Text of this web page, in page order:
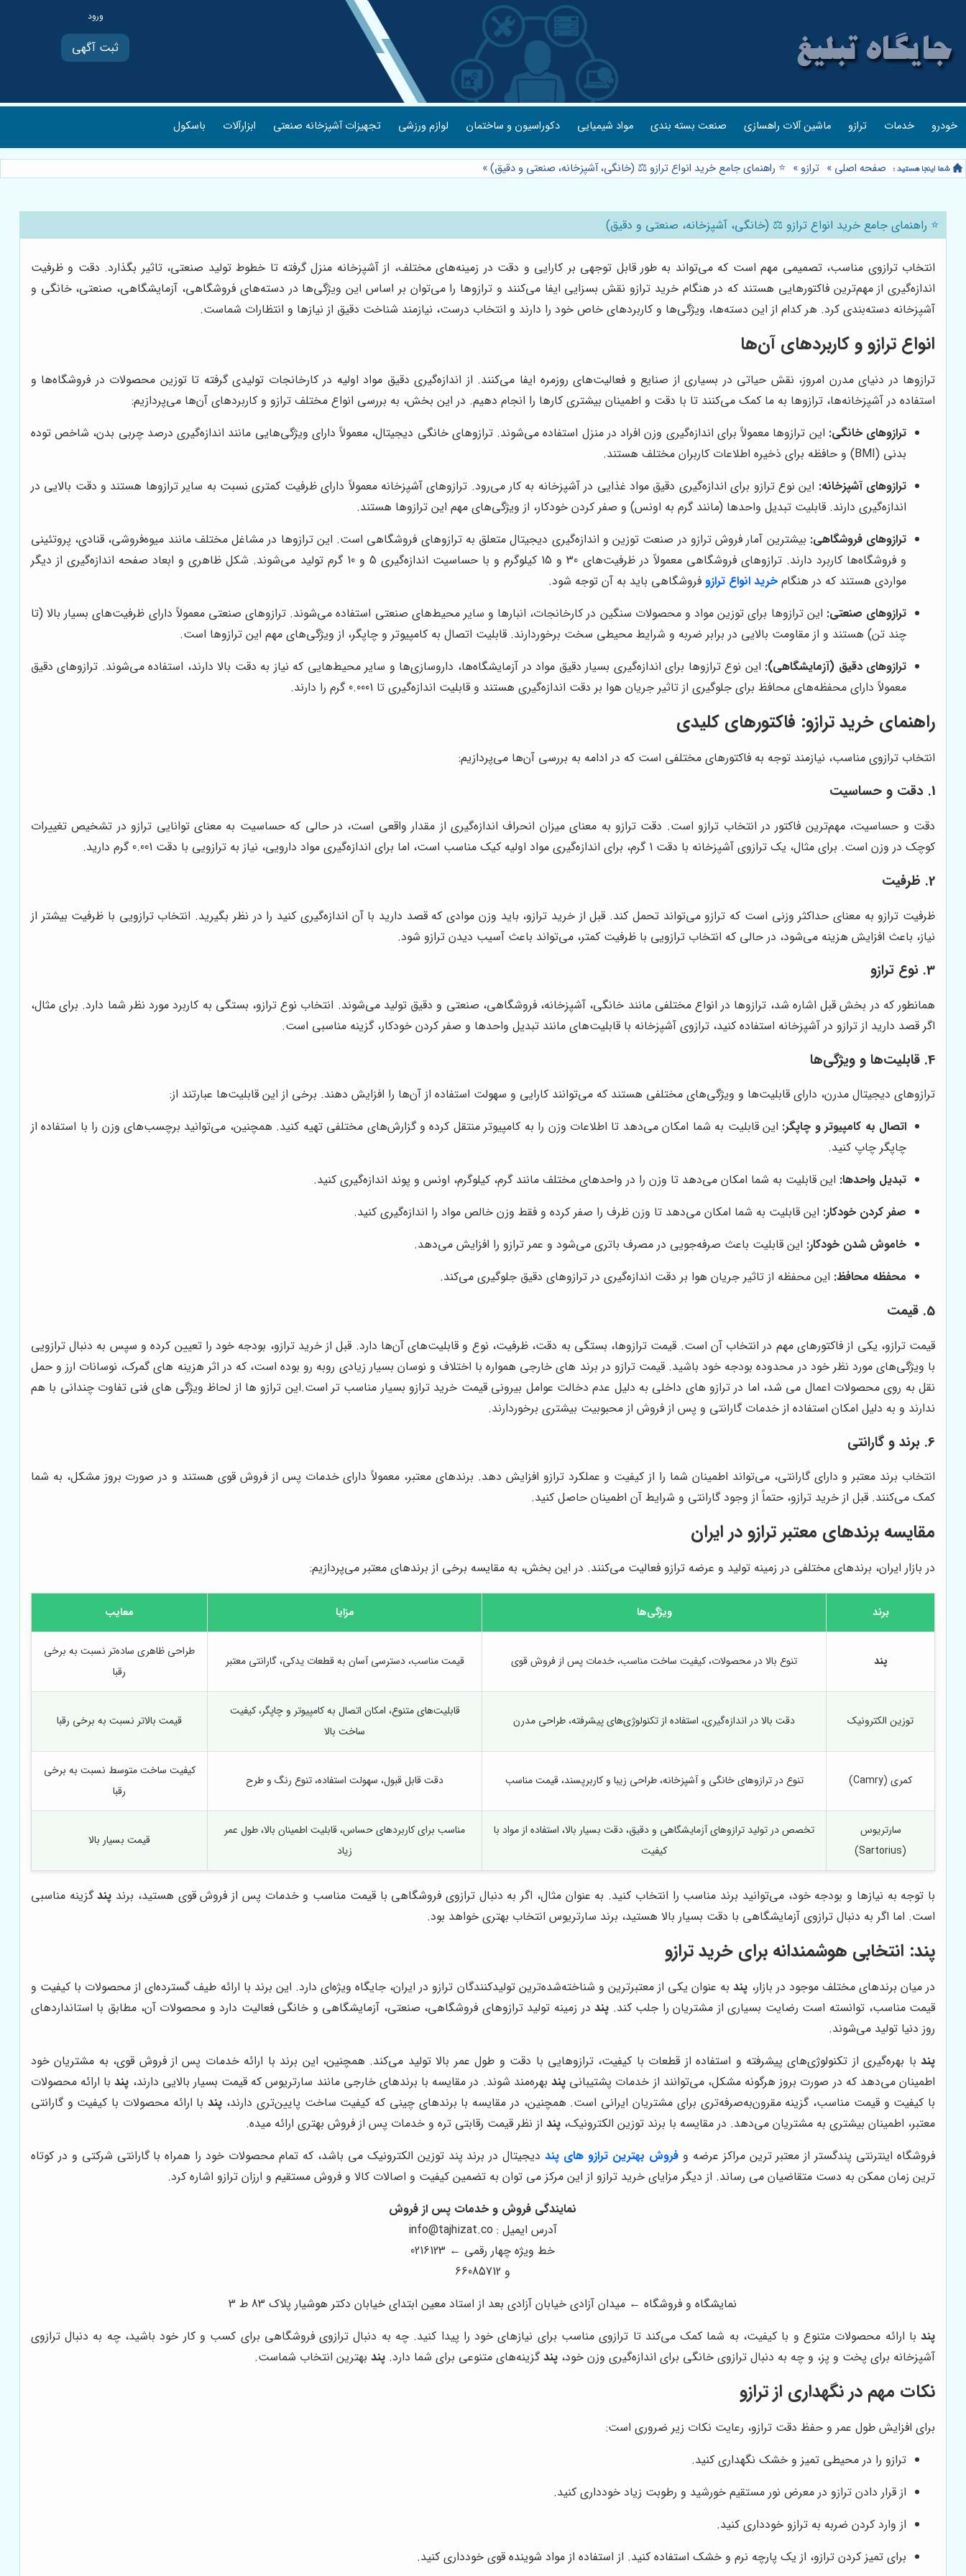
ثبت آگهی
خودرو خدمات ترازو ماشین آلات راهسازی صنعت بسته بندی مواد شیمیایی دکوراسیون و ساختمان لوازم ورزشی تجهیزات آشپزخانه صنعتی ابزارآلات باسکول
صفحه اصلی » ترازو » ⭐️ راهنمای جامع خرید انواع ترازو ⚖️ (خانگی، آشپزخانه، صنعتی و دقیق)»
⭐️ راهنمای جامع خرید انواع ترازو ⚖️ (خانگی، آشپزخانه، صنعتی و دقیق)
انتخاب ترازوی مناسب، تصمیمی مهم است که می‌تواند به طور قابل توجهی بر کارایی و دقت در زمینه‌های مختلف، از آشپزخانه منزل گرفته تا خطوط تولید صنعتی، تاثیر بگذارد. دقت و ظرفیت
اندازه‌گیری از مهم‌ترین فاکتورهایی هستند که در هنگام خرید ترازو نقش بسزایی ایفا می‌کنند و ترازوها را می‌توان بر اساس این ویژگی‌ها در دسته‌های فروشگاهی، آزمایشگاهی، صنعتی، خانگی و
آشپزخانه دسته‌بندی کرد. هر کدام از این دسته‌ها، ویژگی‌ها و کاربردهای خاص خود را دارند و انتخاب درست، نیازمند شناخت دقیق از نیازها و انتظارات شماست.
انواع ترازو و کاربردهای آن‌ها
ترازوها در دنیای مدرن امروز، نقش حیاتی در بسیاری از صنایع و فعالیت‌های روزمره ایفا می‌کنند. از اندازه‌گیری دقیق مواد اولیه در کارخانجات تولیدی گرفته تا توزین محصولات در فروشگاه‌ها و
استفاده در آشپزخانه‌ها، ترازوها به ما کمک می‌کنند تا با دقت و اطمینان بیشتری کارها را انجام دهیم. در این بخش، به بررسی انواع مختلف ترازو و کاربردهای آن‌ها می‌پردازیم:
ترازوهای خانگی: این ترازوها معمولاً برای اندازه‌گیری وزن افراد در منزل استفاده می‌شوند. ترازوهای خانگی دیجیتال، معمولاً دارای ویژگی‌هایی مانند اندازه‌گیری درصد چربی بدن، شاخص توده
بدنی (BMI) و حافظه برای ذخیره اطلاعات کاربران مختلف هستند.
ترازوهای آشپزخانه: این نوع ترازو برای اندازه‌گیری دقیق مواد غذایی در آشپزخانه به کار می‌رود. ترازوهای آشپزخانه معمولاً دارای ظرفیت کمتری نسبت به سایر ترازوها هستند و دقت بالایی در
اندازه‌گیری دارند. قابلیت تبدیل واحدها (مانند گرم به اونس) و صفر کردن خودکار، از ویژگی‌های مهم این ترازوها هستند.
ترازوهای فروشگاهی: بیشترین آمار فروش ترازو در صنعت توزین و اندازه‌گیری دیجیتال متعلق به ترازوهای فروشگاهی است. این ترازوها در مشاغل مختلف مانند میوه‌فروشی، قنادی، پروتئینی
و فروشگاه‌ها کاربرد دارند. ترازوهای فروشگاهی معمولاً در ظرفیت‌های 30 و 15 کیلوگرم و با حساسیت اندازه‌گیری 5 و 10 گرم تولید می‌شوند. شکل ظاهری و ابعاد صفحه اندازه‌گیری از دیگر
مواردی هستند که در هنگام خرید انواع ترازو فروشگاهی باید به آن توجه شود.
ترازوهای صنعتی: این ترازوها برای توزین مواد و محصولات سنگین در کارخانجات، انبارها و سایر محیط‌های صنعتی استفاده می‌شوند. ترازوهای صنعتی معمولاً دارای ظرفیت‌های بسیار بالا (تا
چند تن) هستند و از مقاومت بالایی در برابر ضربه و شرایط محیطی سخت برخوردارند. قابلیت اتصال به کامپیوتر و چاپگر، از ویژگی‌های مهم این ترازوها است.
ترازوهای دقیق (آزمایشگاهی): این نوع ترازوها برای اندازه‌گیری بسیار دقیق مواد در آزمایشگاه‌ها، داروسازی‌ها و سایر محیط‌هایی که نیاز به دقت بالا دارند، استفاده می‌شوند. ترازوهای دقیق
معمولاً دارای محفظه‌های محافظ برای جلوگیری از تاثیر جریان هوا بر دقت اندازه‌گیری هستند و قابلیت اندازه‌گیری تا 0.0001 گرم را دارند.
راهنمای خرید ترازو: فاکتورهای کلیدی
انتخاب ترازوی مناسب، نیازمند توجه به فاکتورهای مختلفی است که در ادامه به بررسی آن‌ها می‌پردازیم:
1. دقت و حساسیت
دقت و حساسیت، مهم‌ترین فاکتور در انتخاب ترازو است. دقت ترازو به معنای میزان انحراف اندازه‌گیری از مقدار واقعی است، در حالی که حساسیت به معنای توانایی ترازو در تشخیص تغییرات
کوچک در وزن است. برای مثال، یک ترازوی آشپزخانه با دقت 1 گرم، برای اندازه‌گیری مواد اولیه کیک مناسب است، اما برای اندازه‌گیری مواد دارویی، نیاز به ترازویی با دقت 0.001 گرم دارید.
2. ظرفیت
ظرفیت ترازو به معنای حداکثر وزنی است که ترازو می‌تواند تحمل کند. قبل از خرید ترازو، باید وزن موادی که قصد دارید با آن اندازه‌گیری کنید را در نظر بگیرید. انتخاب ترازویی با ظرفیت بیشتر از
نیاز، باعث افزایش هزینه می‌شود، در حالی که انتخاب ترازویی با ظرفیت کمتر، می‌تواند باعث آسیب دیدن ترازو شود.
3. نوع ترازو
همانطور که در بخش قبل اشاره شد، ترازوها در انواع مختلفی مانند خانگی، آشپزخانه، فروشگاهی، صنعتی و دقیق تولید می‌شوند. انتخاب نوع ترازو، بستگی به کاربرد مورد نظر شما دارد. برای مثال،
اگر قصد دارید از ترازو در آشپزخانه استفاده کنید، ترازوی آشپزخانه با قابلیت‌های مانند تبدیل واحدها و صفر کردن خودکار، گزینه مناسبی است.
4. قابلیت‌ها و ویژگی‌ها
ترازوهای دیجیتال مدرن، دارای قابلیت‌ها و ویژگی‌های مختلفی هستند که می‌توانند کارایی و سهولت استفاده از آن‌ها را افزایش دهند. برخی از این قابلیت‌ها عبارتند از:
اتصال به کامپیوتر و چاپگر: این قابلیت به شما امکان می‌دهد تا اطلاعات وزن را به کامپیوتر منتقل کرده و گزارش‌های مختلفی تهیه کنید. همچنین، می‌توانید برچسب‌های وزن را با استفاده از
چاپگر چاپ کنید.
تبدیل واحدها: این قابلیت به شما امکان می‌دهد تا وزن را در واحدهای مختلف مانند گرم، کیلوگرم، اونس و پوند اندازه‌گیری کنید.
صفر کردن خودکار: این قابلیت به شما امکان می‌دهد تا وزن ظرف را صفر کرده و فقط وزن خالص مواد را اندازه‌گیری کنید.
خاموش شدن خودکار: این قابلیت باعث صرفه‌جویی در مصرف باتری می‌شود و عمر ترازو را افزایش می‌دهد.
محفظه محافظ: این محفظه از تاثیر جریان هوا بر دقت اندازه‌گیری در ترازوهای دقیق جلوگیری می‌کند.
5. قیمت
قیمت ترازو، یکی از فاکتورهای مهم در انتخاب آن است. قیمت ترازوها، بستگی به دقت، ظرفیت، نوع و قابلیت‌های آن‌ها دارد. قبل از خرید ترازو، بودجه خود را تعیین کرده و سپس به دنبال ترازویی
با ویژگی‌های مورد نظر خود در محدوده بودجه خود باشید. قیمت ترازو در برند های خارجی همواره با اختلاف و نوسان بسیار زیادی روبه رو بوده است، که در اثر هزینه های گمرک، نوسانات ارز و حمل
نقل به روی محصولات اعمال می شد، اما در ترازو های داخلی به دلیل عدم دخالت عوامل بیرونی قیمت خرید ترازو بسیار مناسب تر است.این ترازو ها از لحاظ ویژگی های فنی تفاوت چندانی با هم
ندارند و به دلیل امکان استفاده از خدمات گارانتی و پس از فروش از محبوبیت بیشتری برخوردارند.
6. برند و گارانتی
انتخاب برند معتبر و دارای گارانتی، می‌تواند اطمینان شما را از کیفیت و عملکرد ترازو افزایش دهد. برندهای معتبر، معمولاً دارای خدمات پس از فروش قوی هستند و در صورت بروز مشکل، به شما
کمک می‌کنند. قبل از خرید ترازو، حتماً از وجود گارانتی و شرایط آن اطمینان حاصل کنید.
مقایسه برندهای معتبر ترازو در ایران
در بازار ایران، برندهای مختلفی در زمینه تولید و عرضه ترازو فعالیت می‌کنند. در این بخش، به مقایسه برخی از برندهای معتبر می‌پردازیم:
برند ویژگی‌ها مزایا معایب
پند تنوع بالا در محصولات، کیفیت ساخت مناسب، خدمات پس از فروش قوی قیمت مناسب، دسترسی آسان به قطعات یدکی، گارانتی معتبر
طراحی ظاهری ساده‌تر نسبت به برخی
رقبا
توزین الکترونیک دقت بالا در اندازه‌گیری، استفاده از تکنولوژی‌های پیشرفته، طراحی مدرن
قابلیت‌های متنوع، امکان اتصال به کامپیوتر و چاپگر، کیفیت
ساخت بالا
قیمت بالاتر نسبت به برخی رقبا
کمری (Camry) تنوع در ترازوهای خانگی و آشپزخانه، طراحی زیبا و کاربرپسند، قیمت مناسب دقت قابل قبول، سهولت استفاده، تنوع رنگ و طرح
کیفیت ساخت متوسط نسبت به برخی
رقبا
سارتریوس
(Sartorius)
تخصص در تولید ترازوهای آزمایشگاهی و دقیق، دقت بسیار بالا، استفاده از مواد با
کیفیت
مناسب برای کاربردهای حساس، قابلیت اطمینان بالا، طول عمر
زیاد
قیمت بسیار بالا
با توجه به نیازها و بودجه خود، می‌توانید برند مناسب را انتخاب کنید. به عنوان مثال، اگر به دنبال ترازوی فروشگاهی با قیمت مناسب و خدمات پس از فروش قوی هستید، برند پندگزینه مناسبی
است. اما اگر به دنبال ترازوی آزمایشگاهی با دقت بسیار بالا هستید، برند سارتریوس انتخاب بهتری خواهد بود.
پند: انتخابی هوشمندانه برای خرید ترازو
در میان برندهای مختلف موجود در بازار، پندبه عنوان یکی از معتبرترین و شناخته‌شده‌ترین تولیدکنندگان ترازو در ایران، جایگاه ویژه‌ای دارد. این برند با ارائه طیف گسترده‌ای از محصولات با کیفیت و
قیمت مناسب، توانسته است رضایت بسیاری از مشتریان را جلب کند. پنددر زمینه تولید ترازوهای فروشگاهی، صنعتی، آزمایشگاهی و خانگی فعالیت دارد و محصولات آن، مطابق با استانداردهای
روز دنیا تولید می‌شوند.
پندبا بهره‌گیری از تکنولوژی‌های پیشرفته و استفاده از قطعات با کیفیت، ترازوهایی با دقت و طول عمر بالا تولید می‌کند. همچنین، این برند با ارائه خدمات پس از فروش قوی، به مشتریان خود
اطمینان می‌دهد که در صورت بروز هرگونه مشکل، می‌توانند از خدمات پشتیبانی پندبهره‌مند شوند. در مقایسه با برندهای خارجی مانند سارتریوس که قیمت بسیار بالایی دارند، پندبا ارائه محصولات
با کیفیت و قیمت مناسب، گزینه مقرون‌به‌صرفه‌تری برای مشتریان ایرانی است. همچنین، در مقایسه با برندهای چینی که کیفیت ساخت پایین‌تری دارند، پندبا ارائه محصولات با کیفیت و گارانتی
معتبر، اطمینان بیشتری به مشتریان می‌دهد. در مقایسه با برند توزین الکترونیک، پنداز نظر قیمت رقابتی تره و خدمات پس از فروش بهتری ارائه میده.
فروشگاه اینترنتی پندگستر از معتبر ترین مراکز عرضه وفروش بهترین ترازو های پنددیجیتال در برند پند توزین الکترونیک می باشد، که تمام محصولات خود را همراه با گارانتی شرکتی و در کوتاه
ترین زمان ممکن به دست متقاضیان می رساند. از دیگر مزایای خرید ترازو از این مرکز می توان به تضمین کیفیت و اصالات کالا و فروش مستقیم و ارزان ترازو اشاره کرد.
نمایندگی فروش و خدمات پس از فروش
آدرس ایمیل : info@tajhizat.co
خط ویژه چهار رقمی ← 0216123
و 66085712
نمایشگاه و فروشگاه ← میدان آزادی خیابان آزادی بعد از استاد معین ابتدای خیابان دکتر هوشیار پلاک 83 ط 3
پندبا ارائه محصولات متنوع و با کیفیت، به شما کمک می‌کند تا ترازوی مناسب برای نیازهای خود را پیدا کنید. چه به دنبال ترازوی فروشگاهی برای کسب و کار خود باشید، چه به دنبال ترازوی
آشپزخانه برای پخت و پز، و چه به دنبال ترازوی خانگی برای اندازه‌گیری وزن خود، پندگزینه‌های متنوعی برای شما دارد. پندبهترین انتخاب شماست.
نکات مهم در نگهداری از ترازو
برای افزایش طول عمر و حفظ دقت ترازو، رعایت نکات زیر ضروری است:
ترازو را در محیطی تمیز و خشک نگهداری کنید.
از قرار دادن ترازو در معرض نور مستقیم خورشید و رطوبت زیاد خودداری کنید.
از وارد کردن ضربه به ترازو خودداری کنید.
برای تمیز کردن ترازو، از یک پارچه نرم و خشک استفاده کنید. از استفاده از مواد شوینده قوی خودداری کنید.